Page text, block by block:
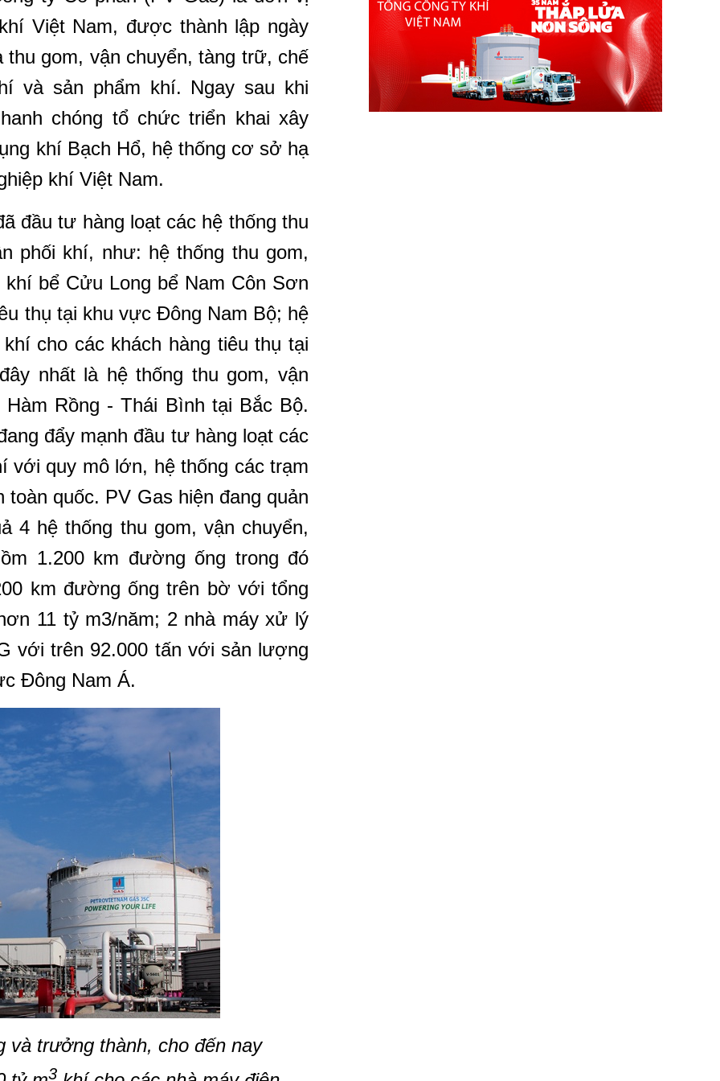
Việt Nam, được thành lập ngày
gom, vận chuyển, tàng trữ, chế
và sản phẩm khí. Ngay sau khi
chóng tổ chức triển khai xây
khí Bạch Hổ, hệ thống cơ sở hạ
khí Việt Nam.
đầu tư hàng loạt các hệ thống thu
phối khí, như: hệ thống thu gom,
bể Cửu Long bể Nam Côn Sơn
thụ tại khu vực Đông Nam Bộ; hệ
cho các khách hàng tiêu thụ tại
nhất là hệ thống thu gom, vận
Rồng - Thái Bình tại Bắc Bộ.
đẩy mạnh đầu tư hàng loạt các
với quy mô lớn, hệ thống các trạm
toàn quốc. PV Gashiện đang quản
4 hệ thống thu gom, vận chuyển,
1.200 km đường ống trong đó
km đường ống trên bờ với tổng
11 tỷ m3/năm; 2 nhà máy xử lý
với trên 92.000 tấn với sản lượng
Đông Nam Á.
và trưởng thành, cho đến nay
3